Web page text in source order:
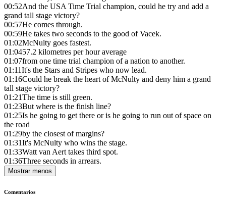
00:52And the USA Time Trial champion, could he try and add a
grand tall stage victory?
00:57He comes through.
00:59He takes two seconds to the good of Vacek.
01:02McNulty goes fastest.
01:0457.2 kilometres per hour average
01:07from one time trial champion of a nation to another.
01:11It's the Stars and Stripes who now lead.
01:16Could he break the heart of McNulty and deny him a grand
tall stage victory?
01:21The time is still green.
01:23But where is the finish line?
01:25Is he going to get there or is he going to run out of space on
the road
01:29by the closest of margins?
01:31It's McNulty who wins the stage.
01:33Watt van Aert takes third spot.
01:36Three seconds in arrears.
Mostrar menos
Comentarios